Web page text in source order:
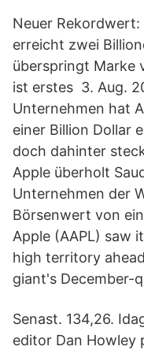
Neuer
erreicht zwei
überspringt Marke
ist erstes 3. Aug.
Unternehmen hat
einer Billion Dollar
doch dahinter
Apple überholt
Unternehmen der
Börsenwert von
Apple (AAPL) saw
high territory
giant's December-
Senast. 134,26.
editor Dan Howley